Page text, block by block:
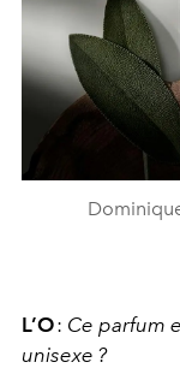
L’O: Ce parfum
unisexe ?